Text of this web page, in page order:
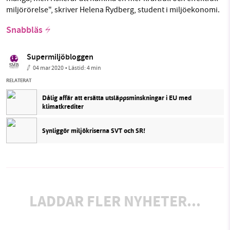
miljörörelse", skriver Helena Rydberg, student i miljöekonomi.
Snabbläs
Supermiljöbloggen
04 mar 2020• Lästid:4 min
RELATERAT
Dålig affär att ersätta utsläppsminskningar i EU med
klimatkrediter
Synliggör miljökriserna SVT och SR!
LADDAR FLER NYHETER...